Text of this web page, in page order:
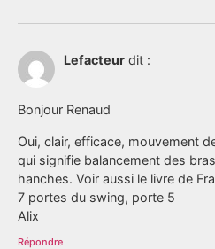
Lefacteur dit :
Bonjour Renaud
Oui, clair, efficace, mouvement
qui signifie balancement des
hanches. Voir aussi le livre de
7 portes du swing, porte 5
Alix
Répondre